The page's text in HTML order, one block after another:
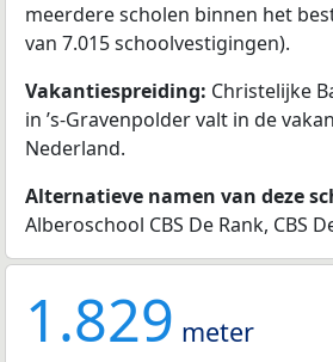
meerdere scholen binnen het
van 7.015 schoolvestigingen).
Vakantiespreiding: Christelijke
in ’s-Gravenpolder valt in de
Nederland.
Alternatieve namen van deze
Alberoschool CBS De Rank, CBS
1.829 meter